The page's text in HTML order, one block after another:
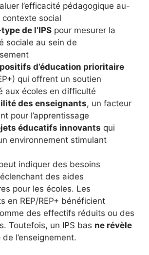
l’efficacité pédagogique au-
contexte social
de l’IPS pour mesurer la
sociale au sein de
d’éducation prioritaire
qui offrent un soutien
aux écoles en difficulté
des enseignants, un facteur
pour l’apprentissage
éducatifs innovants qui
environnement stimulant
indiquer des besoins
des aides
pour les écoles. Les
en REP/REP+ bénéficient
des effectifs réduits ou des
Toutefois, un IPS bas ne révèle
de l’enseignement.